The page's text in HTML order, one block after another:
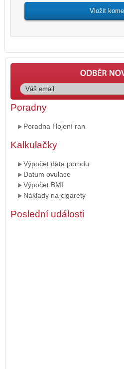
Poradny
Poradna Hojení ran
Kalkulačky
Výpočet data porodu
Datum ovulace
Výpočet BMI
Náklady na cigarety
Poslední události